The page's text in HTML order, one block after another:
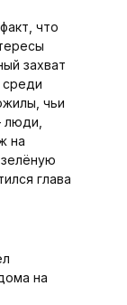
что
захват
чьи
люди,
на
глава
на